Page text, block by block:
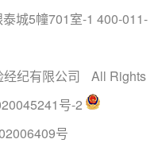
城5幢701室-1 400-011-
纪有限公司
All Rights
号-2
号